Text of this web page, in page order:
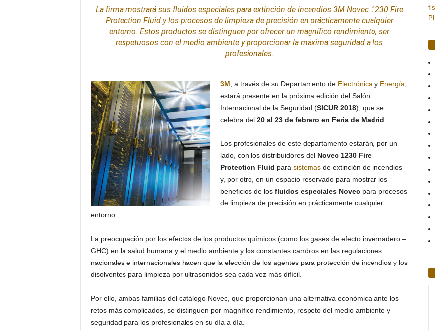
La firma mostrará sus fluidos especiales para extinción de incendios 3MNovec 1230 Fire
Protection Fluid y los procesos de limpiezade precisión en prácticamente cualquier
entorno. Estos productos se distinguen por ofrecer un magnífico rendimiento, ser
respetuosos con el medio ambiente y proporcionar la máxima seguridad a los
profesionales.
3M , a través de su Departamento de Electrónica y Energía
estará presente en la próxima edición del Salón
Internacional de la Seguridad (SICUR 2018), que se
celebra del 20 al 23 de febrero en Feria de Madrid
Los profesionales de este departamento estarán, por un
lado, con los distribuidores del Novec 1230 Fire
Protection Fluid para sistemasde extinción de incendios
y, por otro, en un espacio reservado para mostrar los
beneficios de los fluidos especiales Novecpara procesos
de limpieza de precisión en prácticamente cualquier
entorno.
La preocupación por los efectos de los productos químicos (como los gases de efecto invernadero –
GHC) en la salud humana y el medio ambiente y los constantes cambios en las regulaciones
nacionales e internacionales hacen que la elección de los agentes para protección de incendios y los
disolventes para limpieza por ultrasonidos sea cada vez más difícil.
Por ello, ambas familias del catálogo Novec, que proporcionan una alternativa económica ante los
retos más complicados, se distinguen por magnífico rendimiento, respeto del medio ambiente y
seguridad para los profesionales en su día a día.